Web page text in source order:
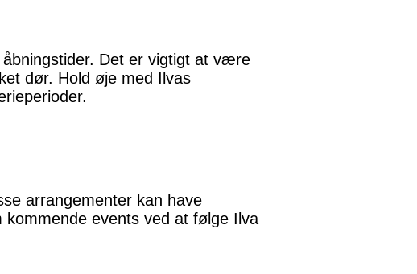
Det er vigtigt at være
dør. Hold øje med Ilvas
arrangementer kan have
events ved at følge Ilva